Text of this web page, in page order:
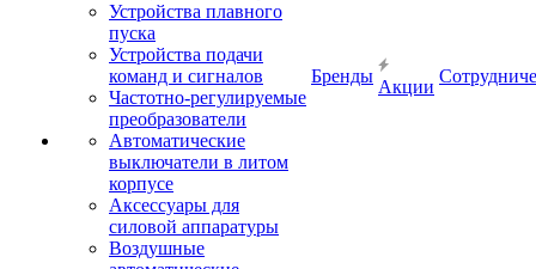
Устройства плавного
пуска
Устройства подачи
команд и сигналов
Частотно-регулируемые
преобразователи
Автоматические
выключатели в литом
корпусе
Аксессуары для
силовой аппаратуры
Воздушные
Бренды
Акции